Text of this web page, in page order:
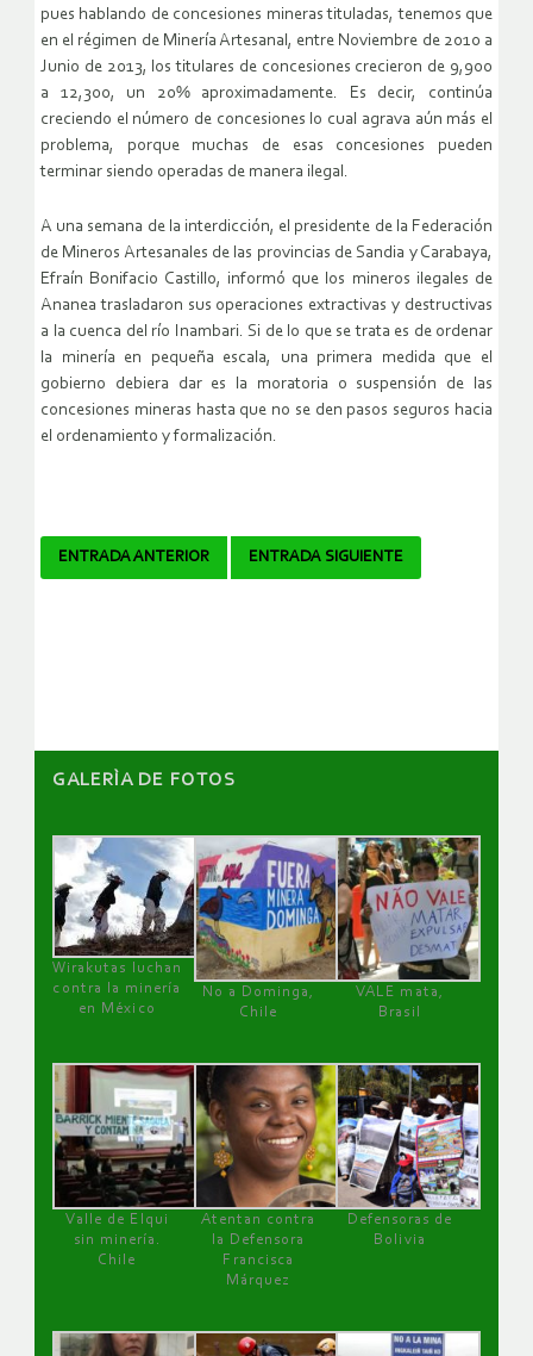
pues hablando de concesiones mineras tituladas, tenemos que
en el régimen de Minería Artesanal, entre Noviembre de 2010 a
Junio de 2013, los titulares de concesiones crecieron de 9,900
a 12,300, un 20% aproximadamente. Es decir, continúa
creciendo el número de concesiones lo cual agrava aún más el
problema, porque muchas de esas concesiones pueden
terminar siendo operadas de manera ilegal.
A una semana de la interdicción, el presidente de la Federación
de Mineros Artesanales de las provincias de Sandia y Carabaya,
Efraín Bonifacio Castillo, informó que los mineros ilegales de
Ananea trasladaron sus operaciones extractivas y destructivas
a la cuenca del río Inambari. Si de lo que se trata es de ordenar
la minería en pequeña escala, una primera medida que el
gobierno debiera dar es la moratoria o suspensión de las
concesiones mineras hasta que no se den pasos seguros hacia
el ordenamiento y formalización.
Navegador
ENTRADA ANTERIOR ENTRADA SIGUIENTE
GALERÌA DE FOTOS
Wirakutas luchan
contra la minería
en México
No a Dominga,
Chile
VALE mata,
Brasil
Valle de Elqui
sin minería.
Chile
Atentan contra
la Defensora
Francisca
Márquez
Defensoras de
Bolivia